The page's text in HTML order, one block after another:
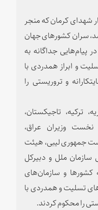
شهدای کرمان که منجر
سران کشورهای جهان
پیام‌هایی جداگانه به
و ابراز همدردی با
و تروریستی را
ترکیه، تاجیکستان،
نخست وزیران عراق،
جمهوری لیبی، هیئت
ملل و دبیرکل
و سازمان‌های
تسلیت و همدردی با
را محکوم کردند.